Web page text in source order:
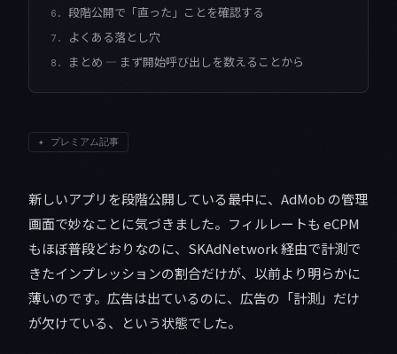
6. 段階公開で「直った」ことを確認する
7. よくある落とし穴
8. まとめ — まず開始呼び出しを数えることから
✦ プレミアム記事
新しいアプリを段階公開している最中に、AdMob の管理
画面で妙なことに気づきました。フィルレートも eCPM
もほぼ普段どおりなのに、SKAdNetwork 経由で計測で
きたインプレッションの割合だけが、以前より明らかに
薄いのです。広告は出ているのに、広告の「計測」だけ
が欠けている、という状態でした。